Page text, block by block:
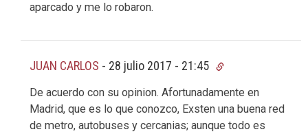
aparcado y me lo robaron.
JUAN CARLOS - 28 julio 2017 - 21:45
De acuerdo con su opinion. Afortunadamente en
Madrid, que es lo que conozco, Exsten una buena red
de metro, autobuses y cercanias; aunque todo es